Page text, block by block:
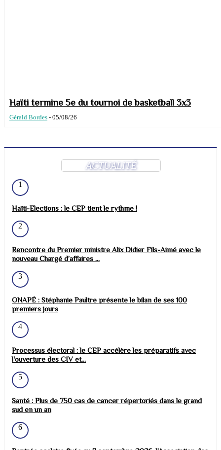
Haïti termine 5e du tournoi de basketball 3x3
Gérald Bordes - 05/08/26
ACTUALITÉ
1
Haïti-Elections : le CEP tient le rythme !
2
Rencontre du Premier ministre Alix Didier Fils-Aimé avec le
nouveau Chargé d’affaires ...
3
ONAPÉ : Stéphanie Paultre présente le bilan de ses 100
premiers jours
4
Processus électoral : le CEP accélère les préparatifs avec
l'ouverture des CIV et...
5
Santé : Plus de 750 cas de cancer répertoriés dans le grand
sud en un an
6